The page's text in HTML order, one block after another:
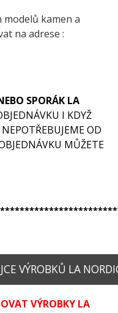
kamen a
na adrese :
SPORÁK LA
I KDYŽ
OD
MŮŽETE
VÝROBKŮ LA
VÝROBKY LA